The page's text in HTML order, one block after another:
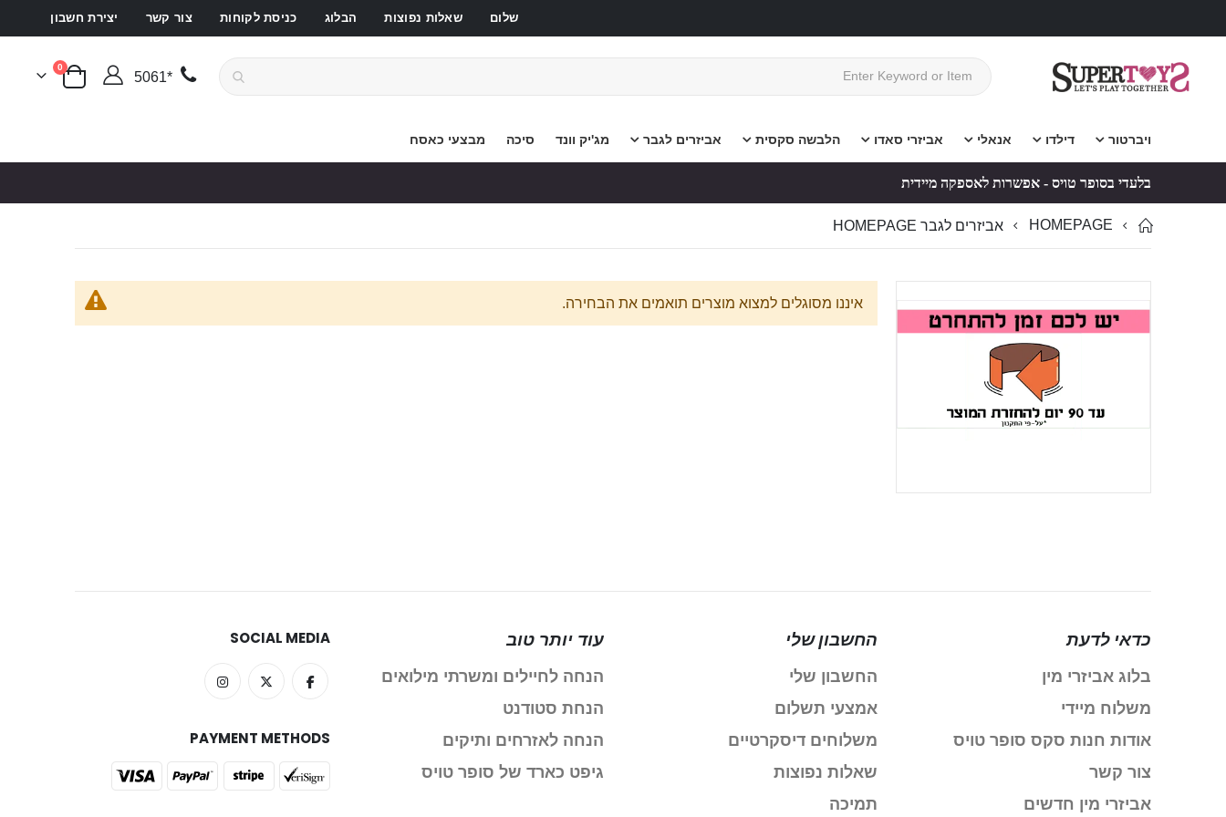
שלום שאלות נפוצות הבלוג כניסת לקוחות צור קשר יצירת חשבון
*5061
סל קניות
0פריטים
ויברטור דילדו אנאלי אביזרי סאדו הלבשה סקסית אביזרים לגבר מג'יק וונד סיכה מבצעי כאסח
בלעדי בסופר טויס - אפשרות לאספקה מיידית
HOMEPAGE אביזרים לגבר HOMEPAGE
איננו מסוגלים למצוא מוצרים תואמים את הבחירה.
כדאי לדעת
בלוג אביזרי מין
משלוח מיידי
אודות חנות סקס סופר טויס
צור קשר
אביזרי מין חדשים
החשבון שלי
החשבון שלי
אמצעי תשלום
משלוחים דיסקרטיים
שאלות נפוצות
תמיכה
עוד יותר טוב
הנחה לחיילים ומשרתי מילואים
הנחת סטודנט
הנחה לאזרחים ותיקים
גיפט כארד של סופר טויס
SOCIAL MEDIA
PAYMENT METHODS